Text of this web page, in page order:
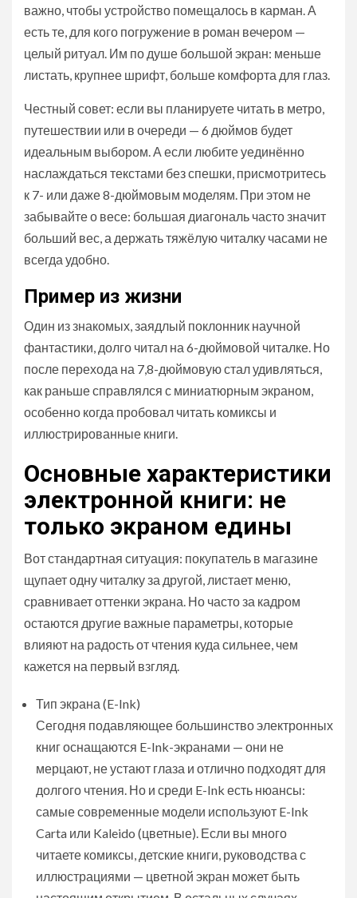
важно, чтобы устройство помещалось в карман. А
есть те, для кого погружение в роман вечером —
целый ритуал. Им по душе большой экран: меньше
листать, крупнее шрифт, больше комфорта для глаз.
Честный совет: если вы планируете читать в метро,
путешествии или в очереди — 6 дюймов будет
идеальным выбором. А если любите уединённо
наслаждаться текстами без спешки, присмотритесь
к 7- или даже 8-дюймовым моделям. При этом не
забывайте о весе: большая диагональ часто значит
больший вес, а держать тяжёлую читалку часами не
всегда удобно.
Пример из жизни
Один из знакомых, заядлый поклонник научной
фантастики, долго читал на 6-дюймовой читалке. Но
после перехода на 7,8-дюймовую стал удивляться,
как раньше справлялся с миниатюрным экраном,
особенно когда пробовал читать комиксы и
иллюстрированные книги.
Основные характеристики
электронной книги: не
только экраном едины
Вот стандартная ситуация: покупатель в магазине
щупает одну читалку за другой, листает меню,
сравнивает оттенки экрана. Но часто за кадром
остаются другие важные параметры, которые
влияют на радость от чтения куда сильнее, чем
кажется на первый взгляд.
Тип экрана (E-Ink)
Сегодня подавляющее большинство электронных
книг оснащаются E-Ink-экранами — они не
мерцают, не устают глаза и отлично подходят для
долгого чтения. Но и среди E-Ink есть нюансы:
самые современные модели используют E-Ink
Carta или Kaleido (цветные). Если вы много
читаете комиксы, детские книги, руководства с
иллюстрациями — цветной экран может быть